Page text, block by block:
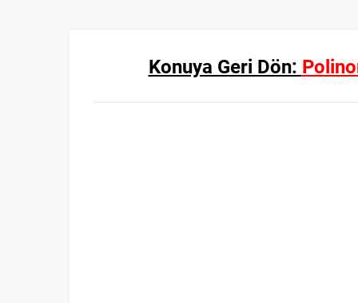
Konuya Geri Dön: